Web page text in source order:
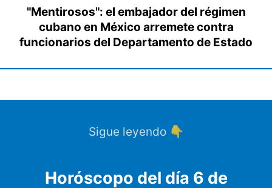
"Mentirosos": el embajador del régimen
cubano en México arremete contra
funcionarios del Departamento de Estado
Sigue leyendo 👇